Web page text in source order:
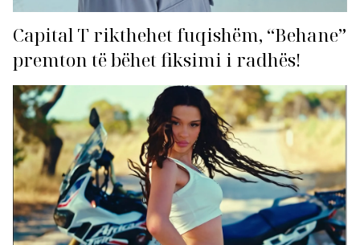
Capital T rikthehet fuqishëm, “Behane”
premton të bëhet fiksimi i radhës!